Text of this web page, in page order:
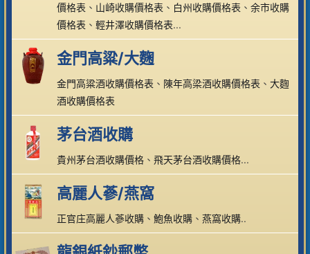
價格表 、 山崎收購價格表 、 白州收購價格表 、 余市收購
價格表 、 輕井澤收購價格表...
金門高粱/大麴
金門高粱酒收購價格表 、 陳年高梁酒收購價格表 、 大麴
酒收購價格表
茅台酒收購
貴州茅台酒收購價格 、 飛天茅台酒收購價格...
高麗人蔘/燕窩
正官庄高麗人蔘收購 、 鮑魚收購 、 燕窩收購..